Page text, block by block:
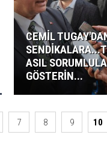
CEMİL
ASIL
GÖSTERİN...
7 8 9 10